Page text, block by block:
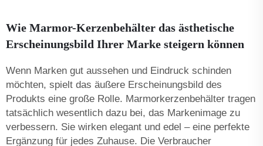
Wie Marmor-Kerzenbehälter das ästhetische
Erscheinungsbild Ihrer Marke steigern können
Wenn Marken gut aussehen und Eindruck schinden
möchten, spielt das äußere Erscheinungsbild des
Produkts eine große Rolle. Marmorkerzenbehälter tragen
tatsächlich wesentlich dazu bei, das Markenimage zu
verbessern. Sie wirken elegant und edel – eine perfekte
Ergänzung für jedes Zuhause. Die Verbraucher